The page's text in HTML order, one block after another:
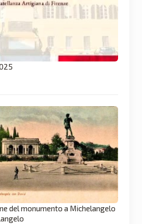
del monumento a Michelangelo